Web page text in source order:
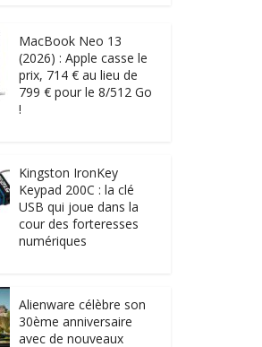
MacBook Neo 13
(2026) : Apple casse le
prix, 714 € au lieu de
799 € pour le 8/512 Go
!
Kingston IronKey
Keypad 200C : la clé
USB qui joue dans la
cour des forteresses
numériques
Alienware célèbre son
30ème anniversaire
avec de nouveaux